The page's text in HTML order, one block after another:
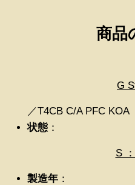
商品
G
／T4CB C/A PFC KOA
状態：
S
製造年：